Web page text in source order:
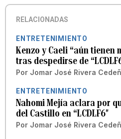
RELACIONADAS
ENTRETENIMIENTO
Kenzo y Caeli “aún tienen
tras despedirse de
Por Jomar José Rivera
ENTRETENIMIENTO
Nahomi Mejía aclara por
del Castillo en “LCDLF6″
Por Jomar José Rivera